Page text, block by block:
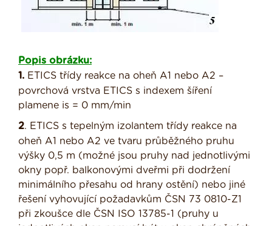
Popis obrázku:
1. ETICS třídy reakce na oheň A1 nebo A2 –
povrchová vrstva ETICS s indexem šíření
plamene is = 0 mm/min
2. ETICS s tepelným izolantem třídy reakce na
oheň A1 nebo A2 ve tvaru průběžného pruhu
výšky 0,5 m (možné jsou pruhy nad jednotlivými
okny popř. balkonovými dveřmi při dodržení
minimálního přesahu od hrany ostění) nebo jiné
řešení vyhovující požadavkům ČSN 73 0810-Z1
při zkoušce dle ČSN ISO 13785-1 (pruhy u